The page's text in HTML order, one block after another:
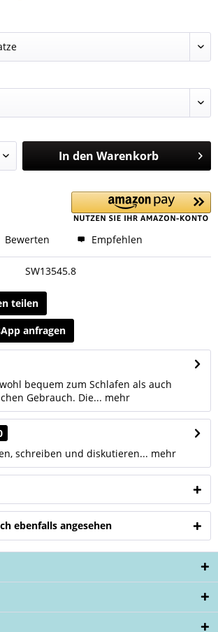
In den Warenkorb
Bewerten Empfehlen
SW13545.8
teilen
anfragen
bequem zum Schlafen als auch
Gebrauch. Die... mehr
schreiben und diskutieren... mehr
ebenfalls angesehen